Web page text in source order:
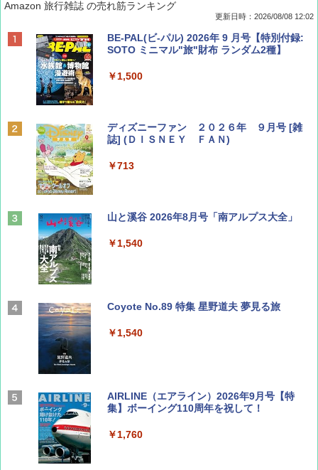
Amazon 旅行雑誌 の売れ筋ランキング
更新日時：2026/08/08 12:02
BE-PAL(ビ-パル) 2026年 9 月号【特別付録:
SOTO ミニマル"旅"財布 ランダム2種】
￥1,500
ディズニーファン ２０２６年 ９月号 [雑
誌] (ＤＩＳＮＥＹ ＦＡＮ)
￥713
山と溪谷 2026年8月号「南アルプス大全」
￥1,540
Coyote No.89 特集 星野道夫 夢見る旅
￥1,540
AIRLINE（エアライン）2026年9月号【特
集】ボーイング110周年を祝して！
￥1,760